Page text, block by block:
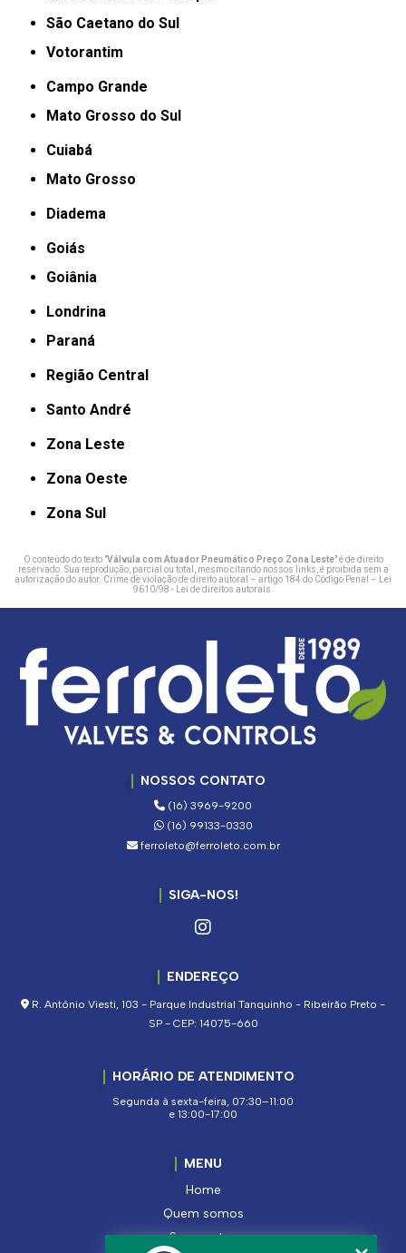
São Caetano do Sul
Votorantim
Campo Grande
Mato Grosso do Sul
Cuiabá
Mato Grosso
Diadema
Goiás
Goiânia
Londrina
Paraná
Região Central
Santo André
Zona Leste
Zona Oeste
Zona Sul
O conteúdo do texto "Válvula com Atuador Pneumático Preço Zona Leste" é de direito
reservado. Sua reprodução, parcial ou total, mesmo citando nossos links, é proibida sem a
autorização do autor. Crime de violação de direito autoral – artigo 184 do Código Penal –
Lei
9610/98 - Lei de direitos autorais
NOSSOS CONTATO
(16) 3969-9200
(16) 99133-0330
ferroleto@ferroleto.com.br
SIGA-NOS!
ENDEREÇO
R. Antônio Viesti, 103 - Parque Industrial Tanquinho - Ribeirão Preto -
SP - CEP: 14075-660
HORÁRIO DE ATENDIMENTO
Segunda à sexta-feira, 07:30–11:00
e 13:00-17:00
MENU
Home
Quem somos
Segmentos